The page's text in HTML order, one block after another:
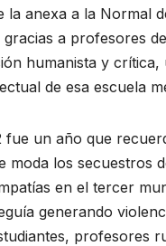
la anexa a la Normal
a profesores
humanista y
de esa escuela
fue un año que
moda los secuestros
en el tercer
generando
profesores